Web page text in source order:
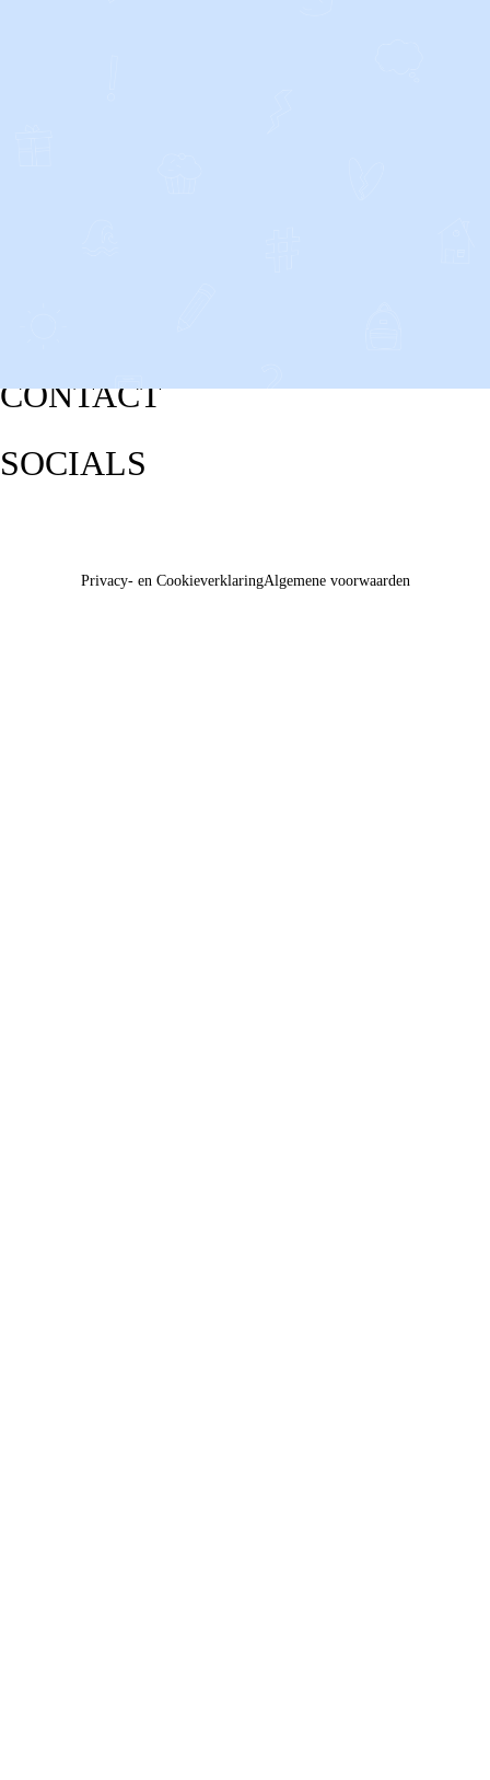
CONTACT
SOCIALS
Privacy- en CookieverklaringAlgemene voorwaarden